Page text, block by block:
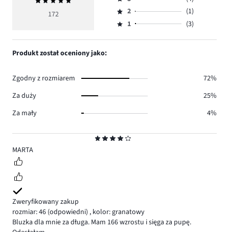
4
MARTA
Zweryfikowany zakup
rozmiar: 46 (odpowiedni) , kolor: granatowy
Bluzka dla mnie za długa. Mam 166 wzrostu i sięga za pupę.
ocena
172
głosów
143.
ilość
głosów
Ocena
3,
ilość
Ocena
2,
2
(1)
Ocena
1,
1 (3)
Produkt został oceniony jako:
Zgodny z rozmiarem
72%
Za duży
25%
Za mały
4%